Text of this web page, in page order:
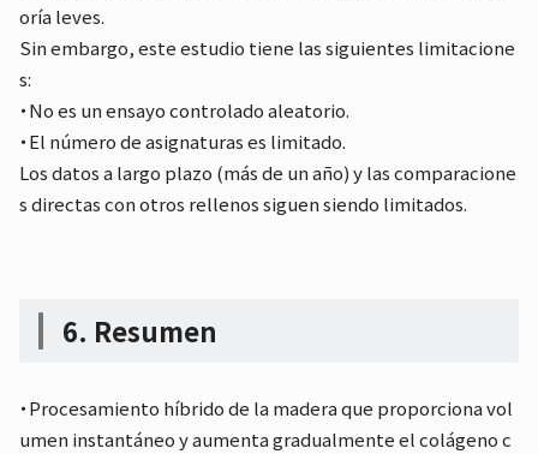
oría leves.
Sin embargo, este estudio tiene las siguientes limitacione
s:
・No es un ensayo controlado aleatorio.
・El número de asignaturas es limitado.
Los datos a largo plazo (más de un año) y las comparacione
s directas con otros rellenos siguen siendo limitados.
6. Resumen
・Procesamiento híbrido de la madera que proporciona vol
umen instantáneo y aumenta gradualmente el colágeno c